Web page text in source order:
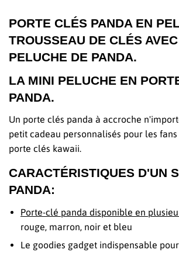
PORTE CLÉS PANDA EN
TROUSSEAU DE CLÉS
PELUCHE DE PANDA.
LA MINI PELUCHE EN
PANDA.
Un porte clés panda à accroche
petit cadeau personnalisés pour les
porte clés kawaii.
CARACTÉRISTIQUES D'UN
PANDA:
Porte-clé panda disponible en
rouge, marron, noir et bleu
Le goodies gadget indispensable